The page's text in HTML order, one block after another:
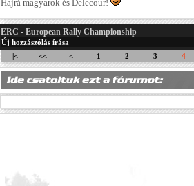
Hajrá magyarok és Delecour!
ERC - European Rally Championship
Új hozzászólás írása
|<
<< < 1 2 3 4